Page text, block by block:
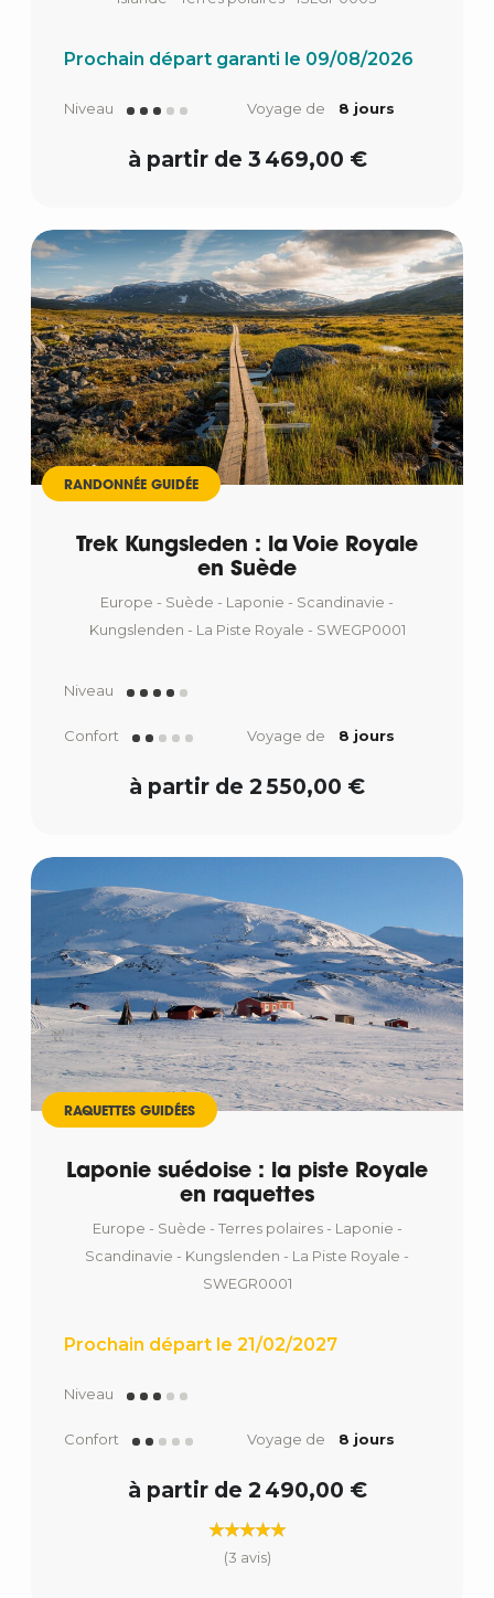
Prochain départ garanti le 09/08/2026
Niveau Voyage de 8 jours
à partir de 3 469,00 €
RANDONNÉE GUIDÉE
Trek Kungsleden : la Voie Royale
en Suède
Europe - Suède - Laponie - Scandinavie -
Kungslenden - La Piste Royale - SWEGP0001
Niveau
Confort Voyage de 8 jours
à partir de 2 550,00 €
RAQUETTES GUIDÉES
Laponie suédoise : la piste Royale
en raquettes
Europe - Suède - Terres polaires - Laponie -
Scandinavie - Kungslenden - La Piste Royale -
SWEGR0001
Prochain départ le 21/02/2027
Niveau
Confort Voyage de 8 jours
à partir de 2 490,00 €
(3 avis)